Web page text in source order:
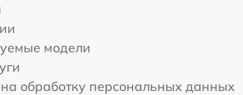
модели
обработку персональных данных